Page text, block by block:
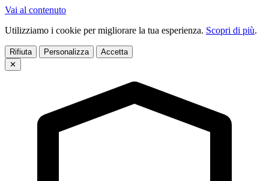
Vai al contenuto
Utilizziamo i cookie per migliorare la tua esperienza. Scopri di più.
Rifiuta Personalizza
Accetta
✕